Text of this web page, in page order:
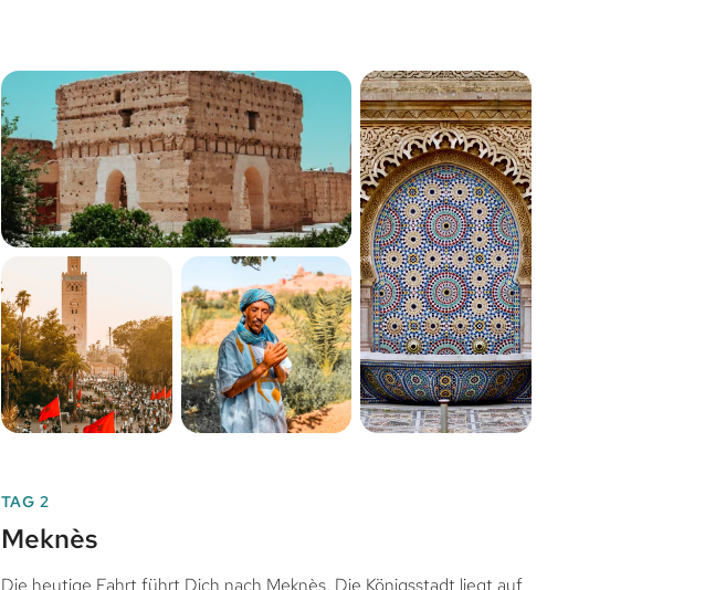
TAG 2
Meknès
Die heutige Fahrt führt Dich nach Meknès. Die Königsstadt liegt auf